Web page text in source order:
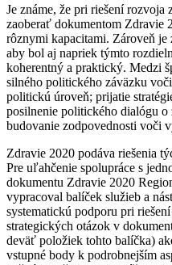
Je známe, že pri riešení
zaoberať dokumentom Zdravie
rôznymi kapacitami. Zároveň
aby bol aj napriek týmto
koherentný a praktický. Medzi
silného politického záväzku
politickú úroveň; prijatie
posilnenie politického dialógu o
budovanie zodpovednosti voči
Zdravie 2020 podáva riešenia
Pre uľahčenie spolupráce s
dokumentu Zdravie 2020
vypracoval balíček služieb a
systematickú podporu pri
strategických otázok v
deväť položiek tohto balíčka)
vstupné body k podrobnejším